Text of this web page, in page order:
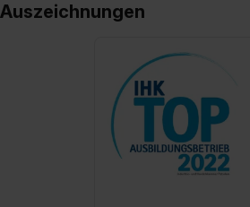
Auszeichnungen